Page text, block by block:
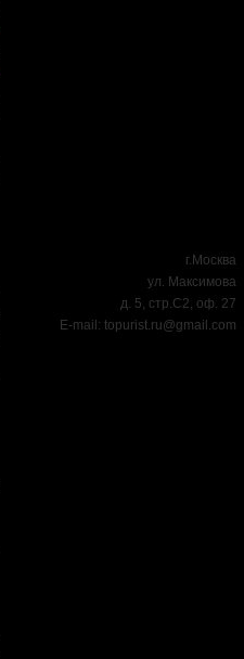
г.Москва
ул. Максимова
д. 5, стр.С2, оф. 27
E-mail:topurist.ru@gmail.com